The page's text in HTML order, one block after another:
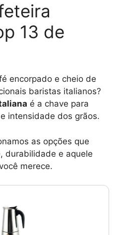
13 de
encorpado e cheio de
baristas italianos?
é a chave para
intensidade dos grãos.
as opções que
durabilidade e aquele
merece.